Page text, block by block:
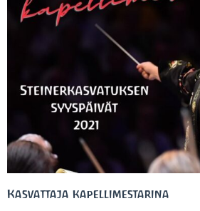
Kasvattaja kapellimestarina